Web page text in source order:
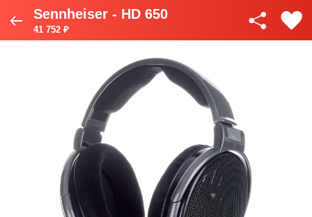
Sennheiser - HD 650
41 752 ₽